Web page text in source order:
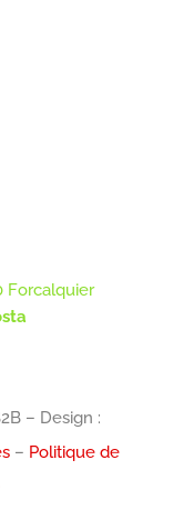
Forcalquier
– Design :
– Politique de